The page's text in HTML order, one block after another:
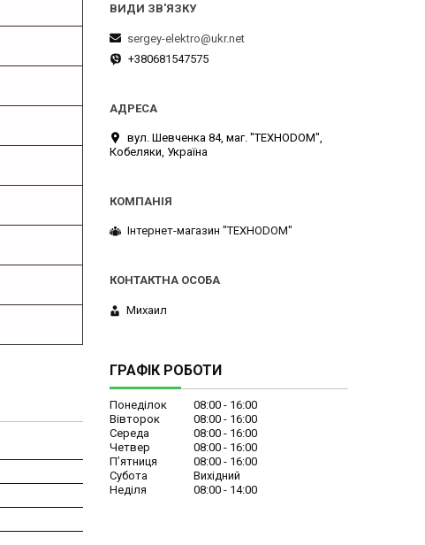
sergey-elektro@ukr.net
+380681547575
вул. Шевченка 84, маг. "ТЕХНОDOM",
Кобеляки, Україна
Інтернет-магазин "ТЕХНОDOM"
Михаил
ГРАФІК РОБОТИ
Понеділок 08:00
16:00
Вівторок
08:00
16:00
Середа
08:00
16:00
Четвер
08:00
16:00
Пʼятниця
08:00
16:00
Субота
Вихідний
Неділя
08:00 14:00